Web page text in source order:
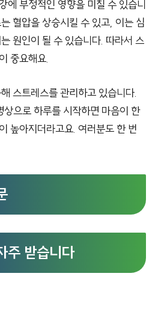
에 부정적인 영향을 미칠 수 있습니
혈압을 상승시킬 수 있고, 이는 심
원인이 될 수 있습니다. 따라서 스
중요해요.
스트레스를 관리하고 있습니다.
으로 하루를 시작하면 마음이 한
높아지더라고요. 여러분도 한 번
주 받습니다